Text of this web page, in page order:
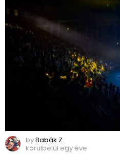
byBabák Z
körülbelül egy éve